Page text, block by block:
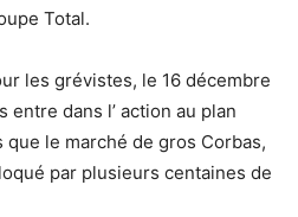
Total.
les grévistes, le 16 décembre
dans l’ action au plan
le marché de gros Corbas,
par plusieurs centaines de